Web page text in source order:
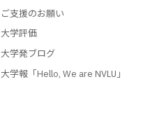
ご支援のお願い
大学評価
大学発ブログ
大学報「Hello, We are NVLU」